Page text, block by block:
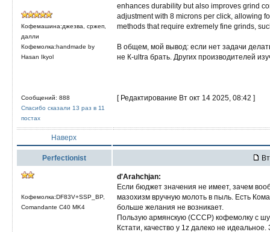
Кофемашина:джезва, сржеп,
далли
Кофемолка:handmade by
Hasan Ikyol
Сообщений: 888
Спасибо сказали 13 раз в 11
постах
enhances durability but also improves grind
adjustment with 8 microns per click, allowing
methods that require extremely fine grinds,
В общем, мой вывод: если нет задачи
не К-ultra брать. Других производителей
[ Редактирование Вт окт 14 2025, 08:42 ]
Наверх
Perfectionist
Кофемолка:DF83V+SSP_BP,
Comandante C40 MK4
d'Arahchjan:
Если бюджет значения не имеет, зачем
мазохизм вручную молоть в пыль. Есть
больше желания не возникает.
Пользую армянскую (СССР) кофемолку с
Кстати, качество у 1z далеко не